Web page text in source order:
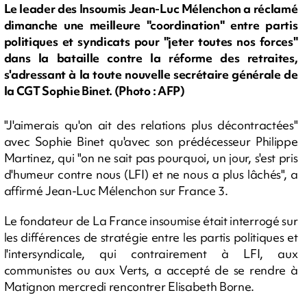
Le leader des Insoumis Jean-Luc Mélenchon a réclamé
dimanche une meilleure "coordination" entre partis
politiques et syndicats pour "jeter toutes nos forces"
dans la bataille contre la réforme des retraites,
s'adressant à la toute nouvelle secrétaire générale de
la CGT Sophie Binet. (Photo : AFP)
"J'aimerais qu'on ait des relations plus décontractées"
avec Sophie Binet qu'avec son prédécesseur Philippe
Martinez, qui "on ne sait pas pourquoi, un jour, s'est pris
d'humeur contre nous (LFI) et ne nous a plus lâchés", a
affirmé Jean-Luc Mélenchon sur France 3.
Le fondateur de La France insoumise était interrogé sur
les différences de stratégie entre les partis politiques et
l'intersyndicale, qui contrairement à LFI, aux
communistes ou aux Verts, a accepté de se rendre à
Matignon mercredi rencontrer Elisabeth Borne.